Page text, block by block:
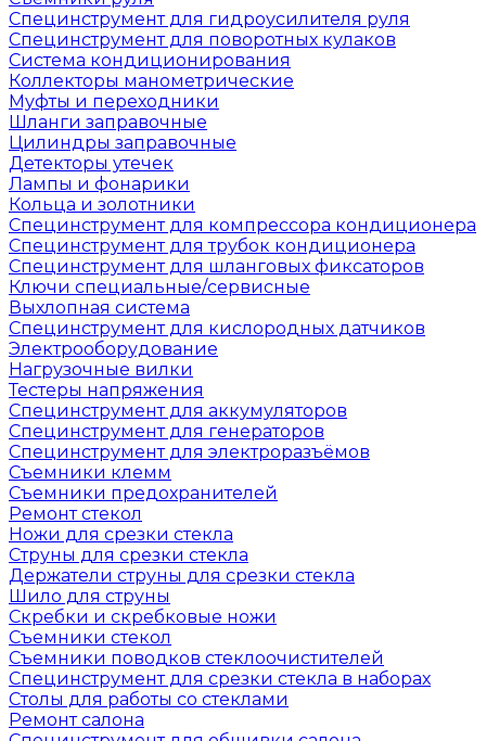
Специнструмент для гидроусилителя руля
Специнструмент для поворотных кулаков
Система кондиционирования
Коллекторы манометрические
Муфты и переходники
Шланги заправочные
Цилиндры заправочные
Детекторы утечек
Лампы и фонарики
Кольца и золотники
Специнструмент для компрессора кондиционера
Специнструмент для трубок кондиционера
Специнструмент для шланговых фиксаторов
Ключи специальные/сервисные
Выхлопная система
Специнструмент для кислородных датчиков
Электрооборудование
Нагрузочные вилки
Тестеры напряжения
Специнструмент для аккумуляторов
Специнструмент для генераторов
Специнструмент для электроразъёмов
Съемники клемм
Съемники предохранителей
Ремонт стекол
Ножи для срезки стекла
Струны для срезки стекла
Держатели струны для срезки стекла
Шило для струны
Скребки и скребковые ножи
Съемники стекол
Съемники поводков стеклоочистителей
Специнструмент для срезки стекла в наборах
Столы для работы со стеклами
Ремонт салона